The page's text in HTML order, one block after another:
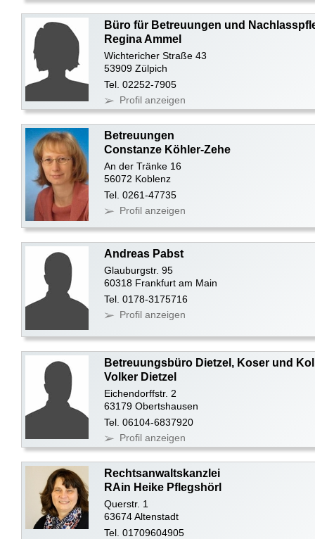
Büro für Betreuungen und
Regina Ammel
Wichtericher Straße 43
53909 Zülpich
Tel. 02252-7905
Profil anzeigen
Betreuungen
Constanze Köhler-Zehe
An der Tränke 16
56072 Koblenz
Tel. 0261-47735
Profil anzeigen
Andreas Pabst
Glauburgstr. 95
60318 Frankfurt am Main
Tel. 0178-3175716
Profil anzeigen
Betreuungsbüro Dietzel, Koser und
Volker Dietzel
Eichendorffstr. 2
63179 Obertshausen
Tel. 06104-6837920
Profil anzeigen
Rechtsanwaltskanzlei
RAin Heike Pflegshörl
Querstr. 1
63674 Altenstadt
Tel. 01709604905